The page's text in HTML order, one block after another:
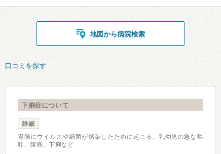
地図から病院検索
口コミを探す
下痢症について
詳細
胃腸にウイルスや細菌が感染したために起こる。乳幼児の急な嘔
吐、腹痛、下痢など